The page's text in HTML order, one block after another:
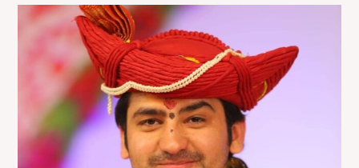
Bageshwar
Dham
Contact
Number